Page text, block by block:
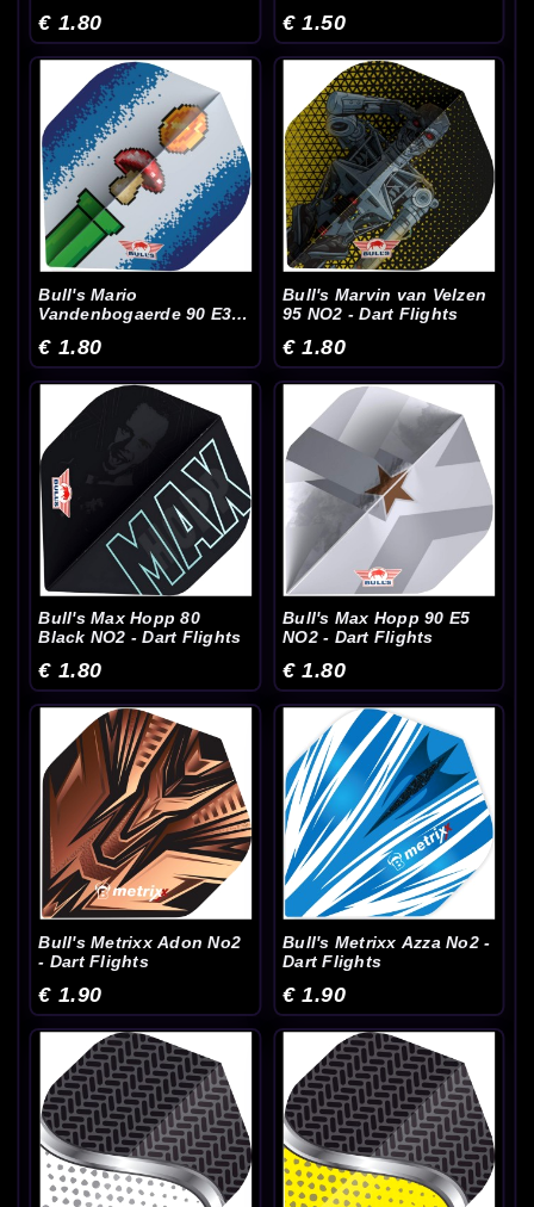
€ 1.80 € 1.50
Bull's Mario
Vandenbogaerde 90 E3
€ 1.80
Bull's Marvin van Velzen
95 NO2 - Dart Flights
€ 1.80
Bull's Max Hopp 80
Black NO2 - Dart Flights
€ 1.80
Bull's Max Hopp 90 E5
NO2 - Dart Flights
€ 1.80
Bull's Metrixx Adon No2
- Dart Flights
€ 1.90
Bull's Metrixx Azza No2 -
Dart Flights
€ 1.90